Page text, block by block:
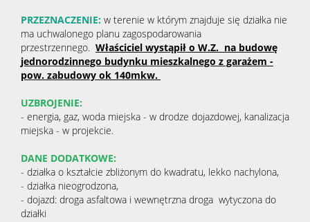
PRZEZNACZENIE: w terenie w którym znajduje się działka nie
ma uchwalonego planu zagospodarowania
przestrzennego. Właściciel wystąpił o W.Z. na budowę
jednorodzinnego budynku mieszkalnego z garażem -
pow. zabudowy ok 140mkw.
UZBROJENIE:
- energia, gaz, woda miejska - w drodze dojazdowej, kanalizacja
miejska - w projekcie.
DANE DODATKOWE:
- działka o kształcie zbliżonym do kwadratu, lekko nachylona,
- działka nieogrodzona,
- dojazd: droga asfaltowa i wewnętrzna droga wytyczona do
działki